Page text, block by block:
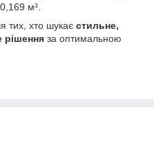
м³.
тих, хто шукає стильне,
рішення за оптимальною